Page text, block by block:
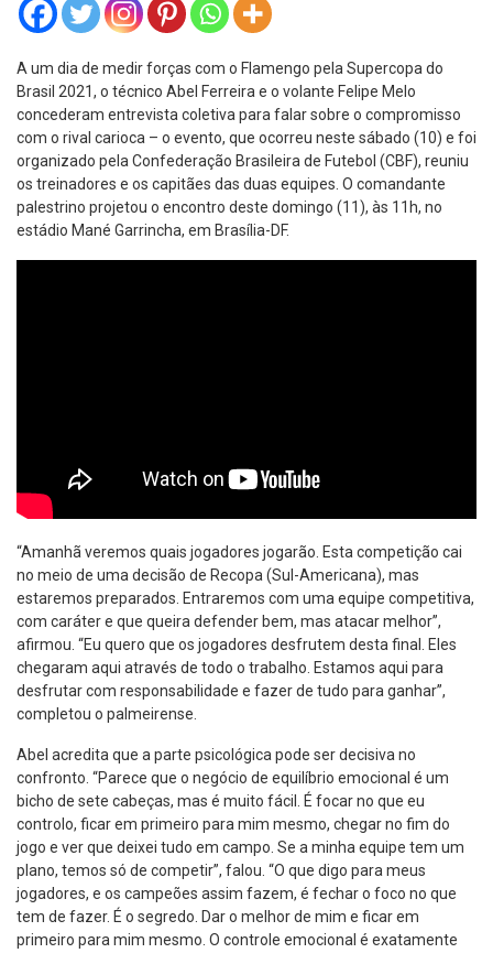
A um dia de medir forças com o Flamengo pela Supercopa do
Brasil 2021, o técnico Abel Ferreira e o volante Felipe Melo
concederam entrevista coletiva para falar sobre o compromisso
com o rival carioca – o evento, que ocorreu neste sábado (10) e foi
organizado pela Confederação Brasileira de Futebol (CBF), reuniu
os treinadores e os capitães das duas equipes. O comandante
palestrino projetou o encontro deste domingo (11), às 11h, no
estádio Mané Garrincha, em Brasília-DF.
“Amanhã veremos quais jogadores jogarão. Esta competição cai
no meio de uma decisão de Recopa (Sul-Americana), mas
estaremos preparados. Entraremos com uma equipe competitiva,
com caráter e que queira defender bem, mas atacar melhor”,
afirmou. “Eu quero que os jogadores desfrutem desta final. Eles
chegaram aqui através de todo o trabalho. Estamos aqui para
desfrutar com responsabilidade e fazer de tudo para ganhar”,
completou o palmeirense.
Abel acredita que a parte psicológica pode ser decisiva no
confronto. “Parece que o negócio de equilíbrio emocional é um
bicho de sete cabeças, mas é muito fácil. É focar no que eu
controlo, ficar em primeiro para mim mesmo, chegar no fim do
jogo e ver que deixei tudo em campo. Se a minha equipe tem um
plano, temos só de competir”, falou. “O que digo para meus
jogadores, e os campeões assim fazem, é fechar o foco no que
tem de fazer. É o segredo. Dar o melhor de mim e ficar em
primeiro para mim mesmo. O controle emocional é exatamente